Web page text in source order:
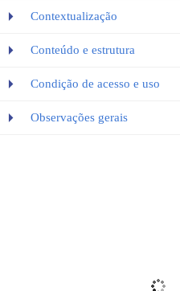
Contextualização
Conteúdo e estrutura
Condição de acesso e uso
Observações gerais